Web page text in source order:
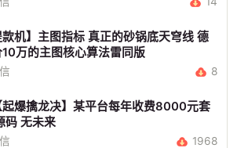
款机】主图指标 真正的砂锅底天穹线 德
万的主图核心算法雷同版
8
起爆擒龙决】某平台每年收费8000元套
码 无未来
1968